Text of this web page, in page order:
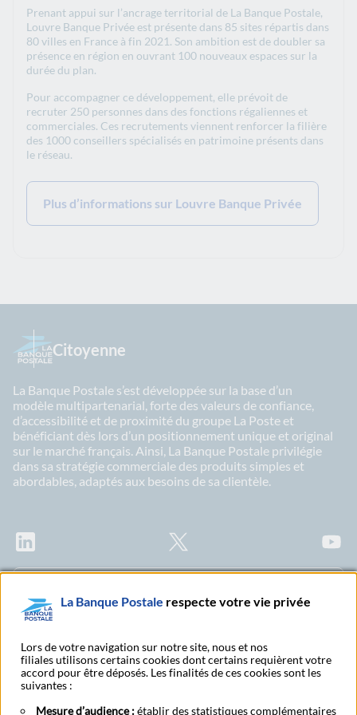
Prenant appui sur l’ancrage territorial de La Banque Postale,
Louvre Banque Privée est présente dans 85 sites répartis dans
80 villes en France à fin 2021. Son ambition est de doubler sa
présence en région en ouvrant 100 nouveaux espaces sur la
durée du plan.
Pour accompagner ce développement, elle prévoit de
recruter 250 personnes dans des fonctions régaliennes et
commerciales. Ces recrutements viennent renforcer la filière
des 1000 conseillers spécialisés en patrimoine présents dans
le réseau.
Plus d’informations sur Louvre Banque Privée
Citoyenne
La Banque Postale s’est développée sur la base d’un
modèle multipartenarial, forte des valeurs de confiance,
d’accessibilité et de proximité du groupe La Poste et
bénéficiant dès lors d’un positionnement unique et original
sur le marché français. Ainsi, La Banque Postale privilégie
dans sa stratégie commerciale des produits simples et
abordables, adaptés aux besoins de sa clientèle.
Citoyenne
Rechercher un bureau
de poste
S'abonner à toutes nos
La Banque Postale respecte votre vie privée
Lors de votre navigation sur notre site, nous et nos
filiales utilisons certains cookies dont certains requièrent votre
accord pour être déposés. Les finalités de ces cookies sont les
suivantes :
Mesure d’audience :établir des statistiques complémentaires